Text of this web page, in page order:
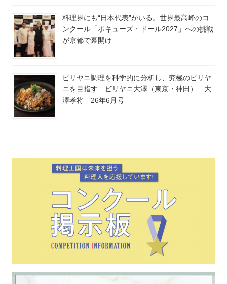
料理界にも“日本代表”がいる。世界最高峰のコ
ンクール「ボキューズ・ドール2027」への挑戦
が京都で幕開け
ビリヤニ調理を科学的に分析し、究極のビリヤ
ニを目指す ビリヤニ大澤（東京・神田） 大
澤孝将 26年6月号